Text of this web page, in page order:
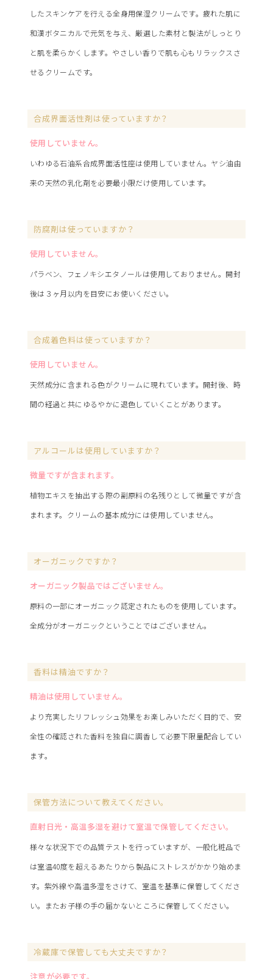
したスキンケアを行える全身用保湿クリームです。疲れた肌に
和漢ボタニカルで元気を与え、厳選した素材と製法がしっとり
と肌を柔らかくします。やさしい香りで肌も心もリラックスさ
せるクリームです。
合成界面活性剤は使っていますか？
使用していません。
いわゆる石油系合成界面活性座は使用していません。ヤシ油由
来の天然の乳化剤を必要最小限だけ使用しています。
防腐剤は使っていますか？
使用していません。
パラベン、フェノキシエタノールは使用しておりません。開封
後は３ヶ月以内を目安にお使いください。
合成着色料は使っていますか？
使用していません。
天然成分に含まれる色がクリームに現れています。開封後、時
間の経過と共にゆるやかに退色していくことがあります。
アルコールは使用していますか？
微量ですが含まれます。
植物エキスを抽出する際の副原料の名残りとして微量ですが含
まれます。クリームの基本成分には使用していません。
オーガニックですか？
オーガニック製品ではございません。
原料の一部にオーガニック認定されたものを使用しています。
全成分がオーガニックということではございません。
香料は精油ですか？
精油は使用していません。
より充実したリフレッシュ効果をお楽しみいただく目的で、安
全性の確認された香料を独自に調香して必要下限量配合してい
ます。
保管方法について教えてください。
直射日光・高温多湿を避けて室温で保管してください。
様々な状況下での品質テストを行っていますが、一般化粧品で
は室温40度を超えるあたりから製品にストレスがかかり始めま
す。紫外線や高温多湿をさけて、室温を基準に保管してくださ
い。またお子様の手の届かないところに保管してください。
冷蔵庫で保管しても大丈夫ですか？
注意が必要です。